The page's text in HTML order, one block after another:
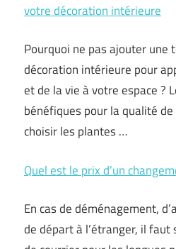
votre décoration intérieure
Pourquoi ne pas ajouter une
décoration intérieure pour
et de la vie à votre espace ?
bénéfiques pour la qualité
choisir les plantes …
Quel est le prix d’un
En cas de déménagement,
de départ à l’étranger, il